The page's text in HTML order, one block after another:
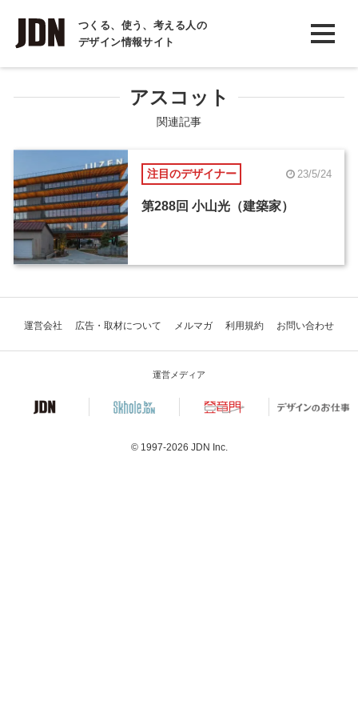
つくる、使う、考える人の
デザイン情報サイト
INTERVIEW
インタビュー
COLUMN
コラム
アスコット
関連記事
注目のデザイナー 23/5/24
第288回 小山光（建築家）
運営会社 広告・取材について メルマガ 利用規約 お問い合わせ
運営メディア
© 1997-2026 JDN Inc.